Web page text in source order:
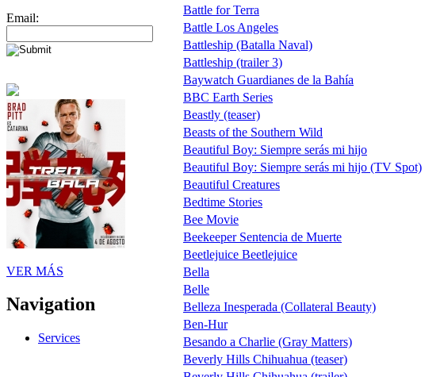
Email:
VER MÁS
Navigation
Services
Battle for Terra
Battle Los Angeles
Battleship (Batalla Naval)
Battleship (trailer 3)
Baywatch Guardianes de la Bahía
BBC Earth Series
Beastly (teaser)
Beasts of the Southern Wild
Beautiful Boy: Siempre serás mi hijo
Beautiful Boy: Siempre serás mi hijo (TV Spot)
Beautiful Creatures
Bedtime Stories
Bee Movie
Beekeeper Sentencia de Muerte
Beetlejuice Beetlejuice
Bella
Belle
Belleza Inesperada (Collateral Beauty)
Ben-Hur
Besando a Charlie (Gray Matters)
Beverly Hills Chihuahua (teaser)